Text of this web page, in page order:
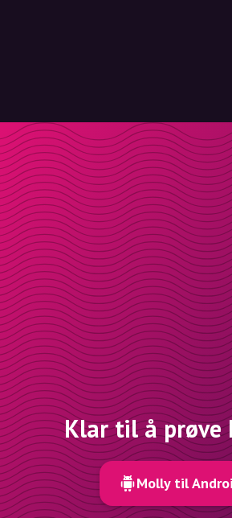
Klar til å prøve
Molly til